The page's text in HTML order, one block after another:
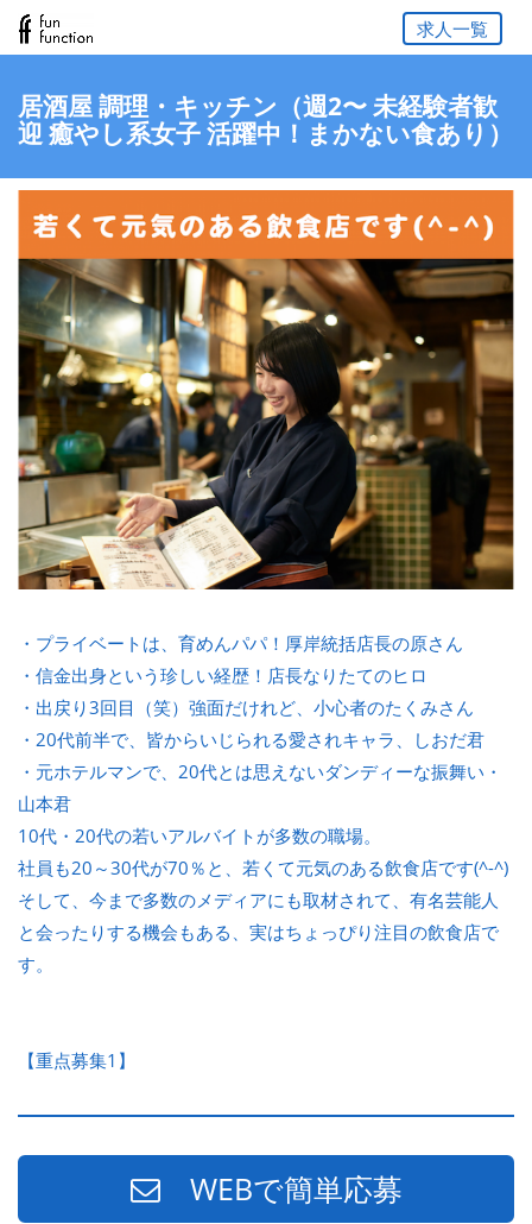
求人一覧
居酒屋 調理・キッチン（週2〜 未経験者歓
迎 癒やし系女子 活躍中！まかない食あり）
・プライベートは、育めんパパ！厚岸統括店長の原さん
・信金出身という珍しい経歴！店長なりたてのヒロ
・出戻り3回目（笑）強面だけれど、小心者のたくみさん
・20代前半で、皆からいじられる愛されキャラ、しおだ君
・元ホテルマンで、20代とは思えないダンディーな振舞い・
山本君
10代・20代の若いアルバイトが多数の職場。
社員も20～30代が70％と、若くて元気のある飲食店です(^-^)
そして、今まで多数のメディアにも取材されて、有名芸能人
と会ったりする機会もある、実はちょっぴり注目の飲食店で
す。
【重点募集1】
WEBで簡単応募